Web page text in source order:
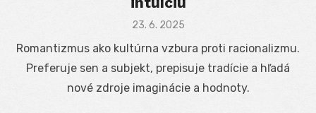
Posted
23. 6. 2025
Romantizmus ako kultúrna vzbura proti racionalizmu.
Preferuje sen a subjekt, prepisuje tradície a hľadá
nové zdroje imaginácie a hodnoty.